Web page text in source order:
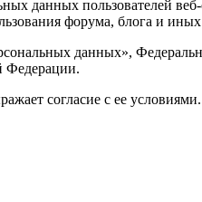
данных пользователей
форума, блога и иных
данных»,
Федерации.
согласие с ее условиями.